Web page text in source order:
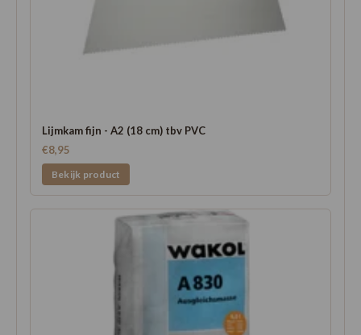
Lijmkam fijn - A2 (18 cm) tbv PVC
€8,95
Bekijk product